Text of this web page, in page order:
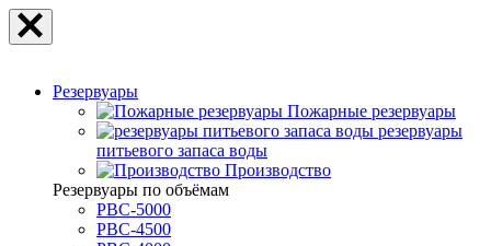
Резервуары
Пожарные резервуары
резервуары
питьевого запаса воды
Производство
Резервуары по объёмам
РВС-5000
РВС-4500